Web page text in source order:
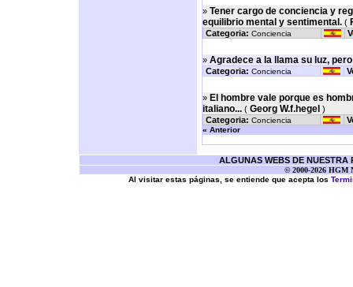
» Tener cargo de conciencia y
equilibrio mental y sentimental.(
Categoria: Conciencia
» Agradece a la llama su luz,
Categoria: Conciencia
» El hombre vale porque es
italiano...( Georg W.f.hegel )
Categoria: Conciencia
« Anterior
ALGUNAS WEBS DE NUESTRA
© 2000-2026 HGM
Al visitar estas páginas, se entiende que acepta los